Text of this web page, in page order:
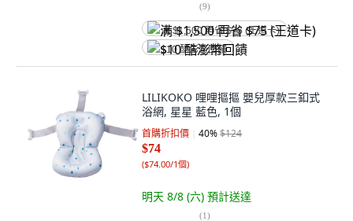
(9)
满 $1,500 再省 $75 (王道卡)
$10 酷澎幣回饋
LILIKOKO 哩哩摳摳 嬰兒厚款三釦式
浴網, 星星 藍色, 1個
首購折扣價 40%$124
$74
($74.00/1個)
明天 8/8 (六) 預計送達
(1)